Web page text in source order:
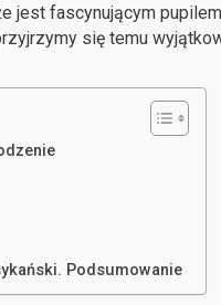
jest fascynującym
się temu
Podsumowanie